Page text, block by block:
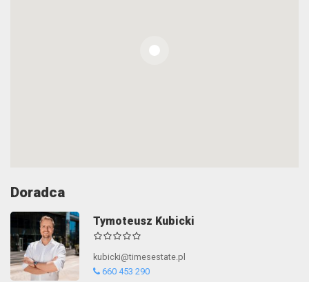
Doradca
Tymoteusz Kubicki
kubicki@timesestate.pl
660 453 290